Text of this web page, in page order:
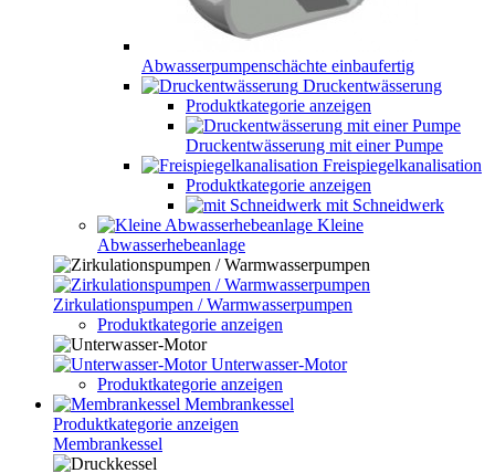
Abwasserpumpenschächte einbaufertig
Druckentwässerung
Produktkategorie anzeigen
Druckentwässerung mit einer Pumpe
Freispiegelkanalisation
Produktkategorie anzeigen
mit Schneidwerk
Kleine
Abwasserhebeanlage
Zirkulationspumpen / Warmwasserpumpen
Produktkategorie anzeigen
Unterwasser-Motor
Produktkategorie anzeigen
Membrankessel
Produktkategorie anzeigen
Membrankessel